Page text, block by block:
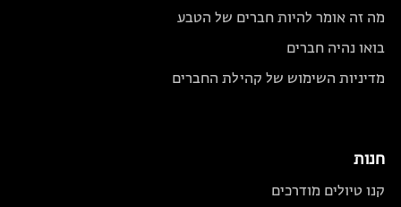
מה זה אומר להיות חברים של הטבע
בואו נהיה חברים
מדיניות השימוש של קהילת החברים
חנות
קנו טיולים מודרכים